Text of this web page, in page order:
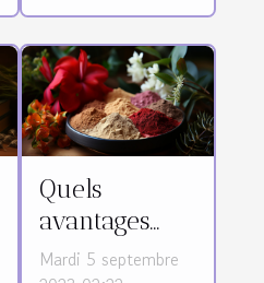
Quels
avantages
d’utiliser les
Mardi 5 septembre